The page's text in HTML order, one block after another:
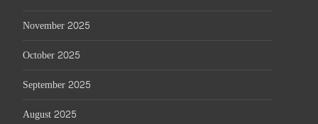
November 2025
October 2025
September 2025
August 2025